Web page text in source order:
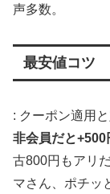
声多数。
最安値コツ
: クーポン適用
非会員だと+500
古800円もアリ
マさん、ポチッ